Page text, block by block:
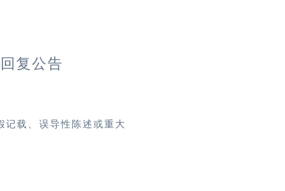
复公告
记载、误导性陈述或重大